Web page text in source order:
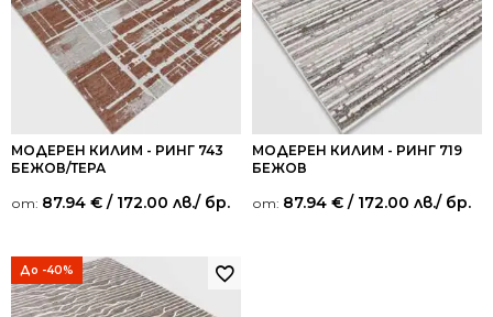
МОДЕРЕН КИЛИМ - РИНГ 743
БЕЖОВ/ТЕРА
от: 87.94 € / 172.00 лв./ бр.
МОДЕРЕН КИЛИМ - РИНГ 719
БЕЖОВ
от: 87.94 € / 172.00 лв./ бр.
До -40%